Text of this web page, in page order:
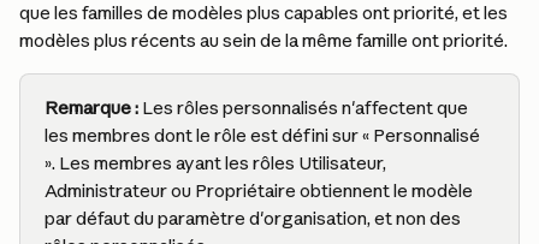
que les familles de modèles plus capables ont priorité, et les
modèles plus récents au sein de la même famille ont priorité.
Remarque : Les rôles personnalisés n'affectent que
les membres dont le rôle est défini sur « Personnalisé
». Les membres ayant les rôles Utilisateur,
Administrateur ou Propriétaire obtiennent le modèle
par défaut du paramètre d'organisation, et non des